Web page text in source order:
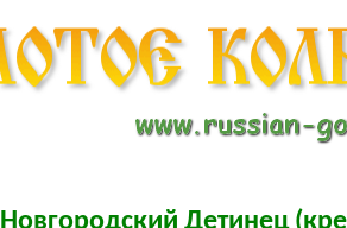
Новгородский Детинец